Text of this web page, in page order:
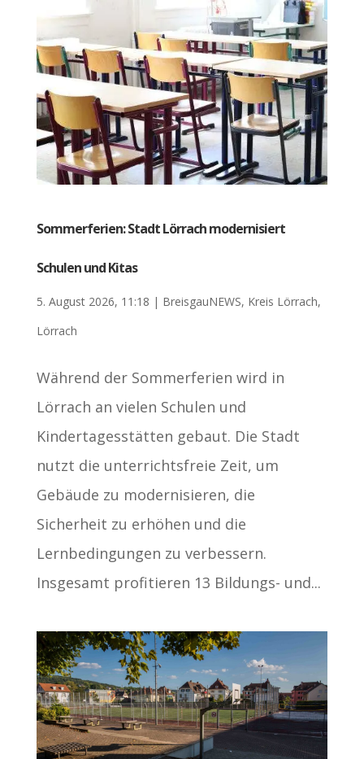
Sommerferien: Stadt Lörrach modernisiert
Schulen und Kitas
5. August 2026, 11:18 | BreisgauNEWS, Kreis Lörrach,
Lörrach
Während der Sommerferien wird in
Lörrach an vielen Schulen und
Kindertagesstätten gebaut. Die Stadt
nutzt die unterrichtsfreie Zeit, um
Gebäude zu modernisieren, die
Sicherheit zu erhöhen und die
Lernbedingungen zu verbessern.
Insgesamt profitieren 13 Bildungs- und...